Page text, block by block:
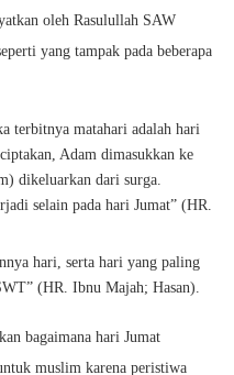
oleh Rasulullah SAW
yang tampak pada beberapa
terbitnya matahari adalah hari
Adam dimasukkan ke
dikeluarkan dari surga.
selain pada hari Jumat” (HR.
hari, serta hari yang paling
(HR. Ibnu Majah; Hasan).
bagaimana hari Jumat
muslim karena peristiwa